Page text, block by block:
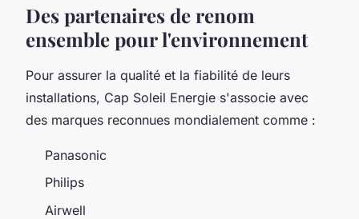
Des partenaires de renom
ensemble pour l'environnement
Pour assurer la qualité et la fiabilité de leurs
installations, Cap Soleil Energie s'associe avec
des marques reconnues mondialement comme :
Panasonic
Philips
Airwell